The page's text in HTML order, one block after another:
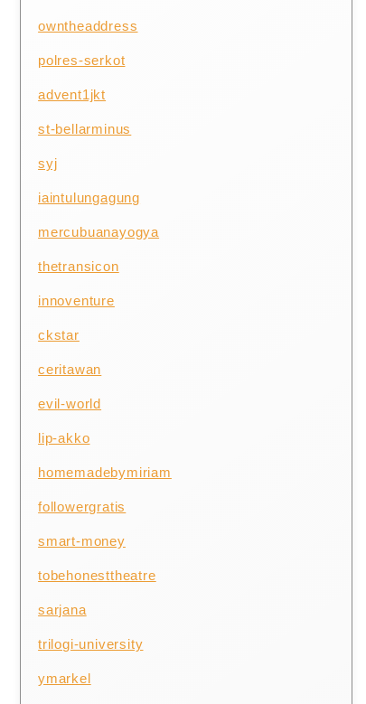
owntheaddress
polres-serkot
advent1jkt
st-bellarminus
syj
iaintulungagung
mercubuanayogya
thetransicon
innoventure
ckstar
ceritawan
evil-world
lip-akko
homemadebymiriam
followergratis
smart-money
tobehonesttheatre
sarjana
trilogi-university
ymarkel